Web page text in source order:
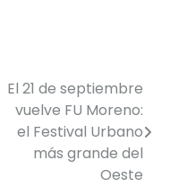
El 21 de septiembre
vuelve FU Moreno:
el Festival Urbano
más grande del
Oeste